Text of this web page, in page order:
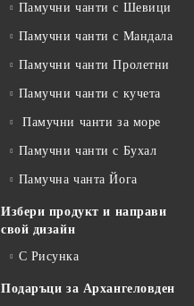
Памучни чанти с Шевици
Памучни чанти с Мандала
Памучни чанти Пролетни
Памучни чанти с кучета
Памучни чанти за море
Памучни чанти с Бухал
Памучна чанта Йога
Избери продукт и направи
свой дизайн
С Рисунка
Подаръци за Архангеловден